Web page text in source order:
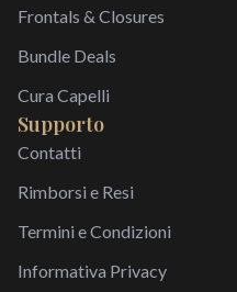
Frontals & Closures
Bundle Deals
Cura Capelli
Supporto
Contatti
Rimborsi e Resi
Termini e Condizioni
Informativa Privacy